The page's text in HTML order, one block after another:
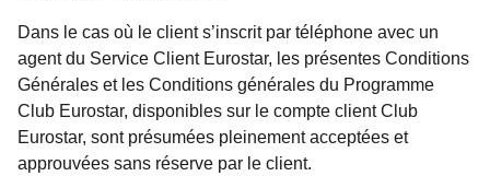
Dans le cas où le client s’inscrit par téléphone avec un
agent du Service Client Eurostar, les présentes Conditions
Générales et les Conditions générales du Programme
Club Eurostar, disponibles sur le compte client Club
Eurostar, sont présumées pleinement acceptées et
approuvées sans réserve par le client.